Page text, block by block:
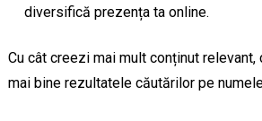
diversifică prezența ta online.
Cu cât creezi mai mult conținut relevant,
mai bine rezultatele căutărilor pe